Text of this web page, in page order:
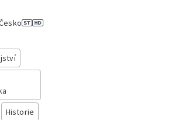
Historie